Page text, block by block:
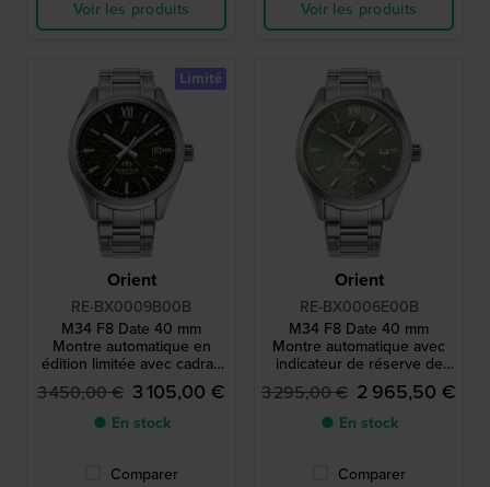
Voir les produits
Voir les produits
Orient
RE-BX0009B00B
M34 F8 Date 40 mm
Montre automatique en
édition limitée avec cadran
unique
3 450,00 € 3 105,00 €
● En stock
Comparer
Limité
Orient
RE-BX0006E00B
M34 F8 Date 40 mm
Montre automatique avec
indicateur de réserve de
marche et cadran unique
3 295,00 € 2 965,50 €
● En stock
Comparer